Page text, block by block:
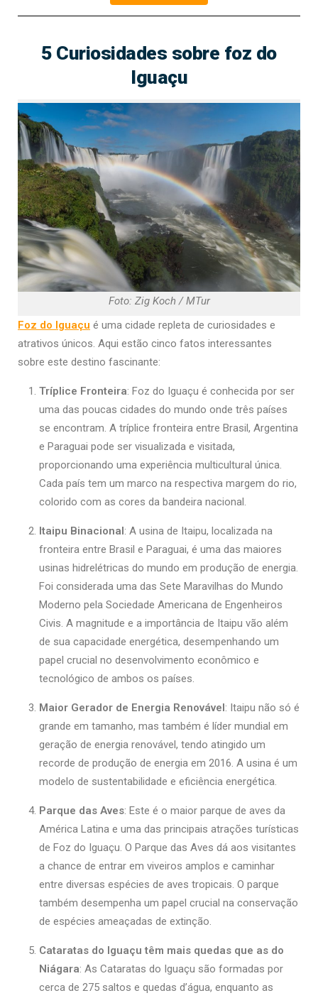
5 Curiosidades sobre foz do
Iguaçu
Foto: Zig Koch / MTur
Foz do Iguaçu é uma cidade repleta de curiosidades e
atrativos únicos. Aqui estão cinco fatos interessantes
sobre este destino fascinante:
Tríplice Fronteira: Foz do Iguaçu é conhecida por ser
uma das poucas cidades do mundo onde três países
se encontram. A tríplice fronteira entre Brasil, Argentina
e Paraguai pode ser visualizada e visitada,
proporcionando uma experiência multicultural única.
Cada país tem um marco na respectiva margem do rio,
colorido com as cores da bandeira nacional.
Itaipu Binacional: A usina de Itaipu, localizada na
fronteira entre Brasil e Paraguai, é uma das maiores
usinas hidrelétricas do mundo em produção de energia.
Foi considerada uma das Sete Maravilhas do Mundo
Moderno pela Sociedade Americana de Engenheiros
Civis. A magnitude e a importância de Itaipu vão além
de sua capacidade energética, desempenhando um
papel crucial no desenvolvimento econômico e
tecnológico de ambos os países.
Maior Gerador de Energia Renovável: Itaipu não só é
grande em tamanho, mas também é líder mundial em
geração de energia renovável, tendo atingido um
recorde de produção de energia em 2016. A usina é um
modelo de sustentabilidade e eficiência energética.
Parque das Aves: Este é o maior parque de aves da
América Latina e uma das principais atrações turísticas
de Foz do Iguaçu. O Parque das Aves dá aos visitantes
a chance de entrar em viveiros amplos e caminhar
entre diversas espécies de aves tropicais. O parque
também desempenha um papel crucial na conservação
de espécies ameaçadas de extinção.
Cataratas do Iguaçu têm mais quedas que as do
Niágara: As Cataratas do Iguaçu são formadas por
cerca de 275 saltos e quedas d’água, enquanto as